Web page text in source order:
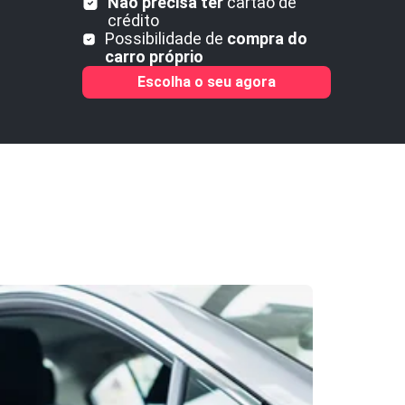
crédito
Possibilidade de compra do
carro próprio
Escolha o seu agora